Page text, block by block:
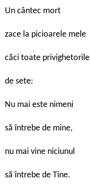
Un cântec mort
zace la picioarele mele
căci toate
de sete:
Nu mai este nimeni
să întrebe de mine,
nu mai vine niciunul
să întrebe de Tine.